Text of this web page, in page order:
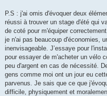
P.S : j'ai omis d'évoquer deux
réussi à trouver un stage d'été qui
de coté pour m'équiper
je n'ai pas beaucoup d'économies,
inenvisageable. J’essaye pour
pour essayer de m'acheter un vélo
peu d'argent en cas de nécessité.
gens comme moi ont un jour eu
parvenus. Je sais que ce que
difficile, physiquement et